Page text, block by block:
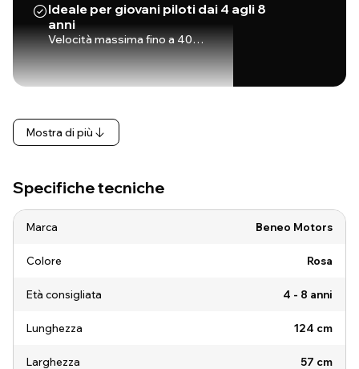
Ideale per giovani piloti dai 4 agli 8
anni
Velocità massima fino a 40…
Mostra di più
Specifiche tecniche
Marca Beneo Motors
Colore Rosa
Età consigliata 4 - 8 anni
Lunghezza 124 cm
Larghezza 57 cm